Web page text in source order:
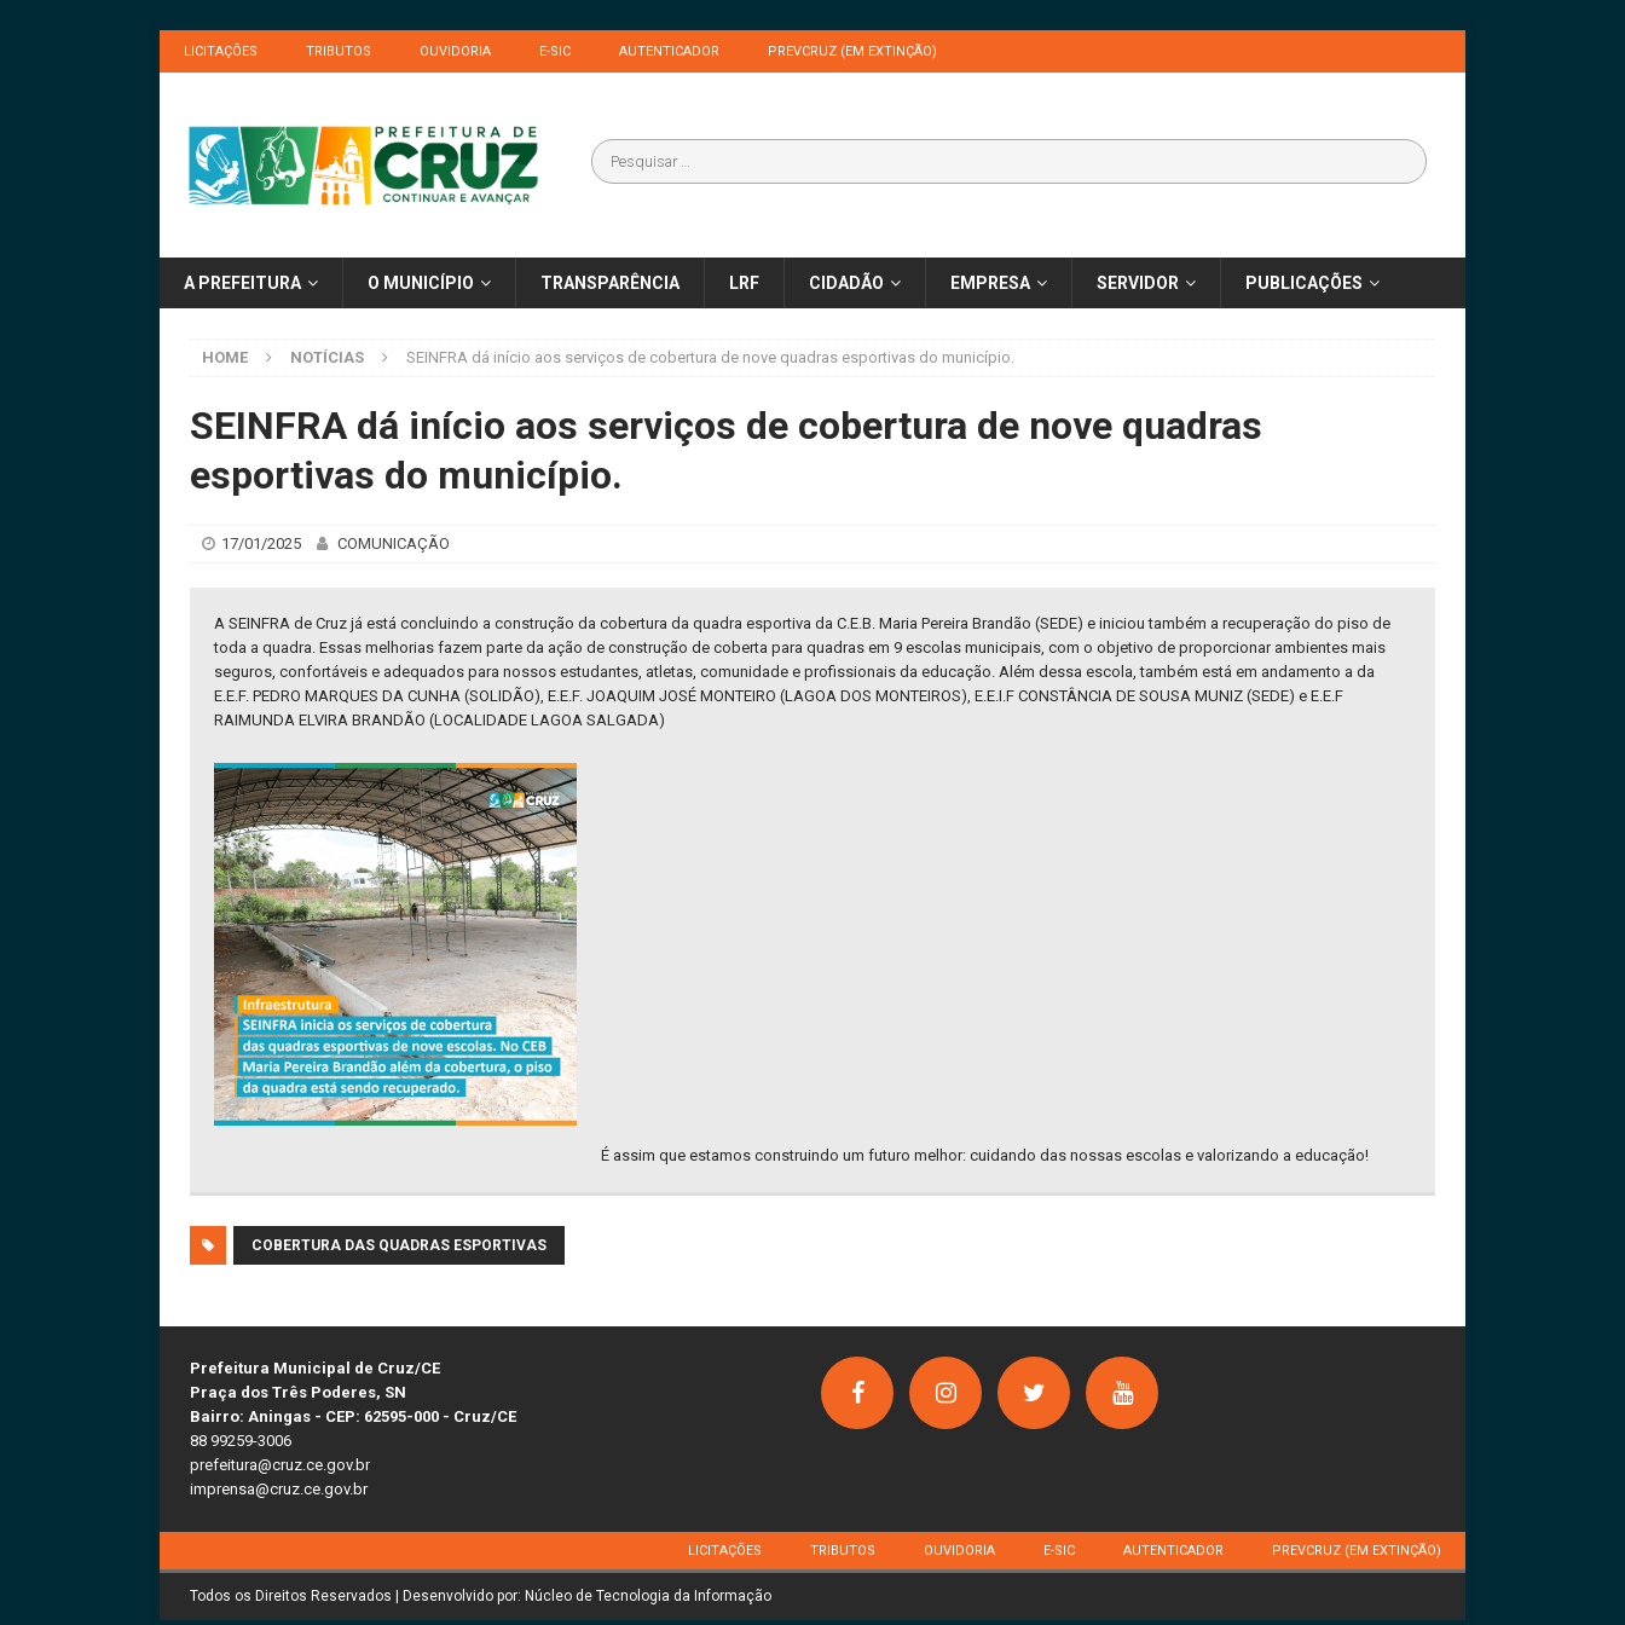
LICITAÇÕES TRIBUTOS OUVIDORIA E-SIC AUTENTICADOR PREVCRUZ (EM EXTINÇÃO)
A PREFEITURA O MUNICÍPIO TRANSPARÊNCIA LRF CIDADÃO EMPRESA SERVIDOR PUBLICAÇÕES
HOME NOTÍCIAS SEINFRA dá início aos serviços de cobertura de nove quadras esportivas do município.
SEINFRA dá início aos serviços de cobertura de nove quadras
esportivas do município.
17/01/2025 COMUNICAÇÃO
A SEINFRA de Cruz já está concluindo a construção da cobertura da quadra esportiva da C.E.B. Maria Pereira Brandão (SEDE) e iniciou também a recuperação do piso de
toda a quadra. Essas melhorias fazem parte da ação de construção de coberta para quadras em 9 escolas municipais, com o objetivo de proporcionar ambientes mais
seguros, confortáveis e adequados para nossos estudantes, atletas, comunidade e profissionais da educação. Além dessa escola, também está em andamento a da
E.E.F. PEDRO MARQUES DA CUNHA (SOLIDÃO), E.E.F. JOAQUIM JOSÉ MONTEIRO (LAGOA DOS MONTEIROS), E.E.I.F CONSTÂNCIA DE SOUSA MUNIZ (SEDE) e E.E.F
RAIMUNDA ELVIRA BRANDÃO (LOCALIDADE LAGOA SALGADA)
É assim que estamos construindo um futuro melhor: cuidando das nossas escolas e valorizando a educação!
COBERTURA DAS QUADRAS ESPORTIVAS
Prefeitura Municipal de Cruz/CE
Praça dos Três Poderes, SN
Bairro: Aningas - CEP: 62595-000 - Cruz/CE
88 99259-3006
prefeitura@cruz.ce.gov.br
imprensa@cruz.ce.gov.br
LICITAÇÕES TRIBUTOS OUVIDORIA E-SIC AUTENTICADOR PREVCRUZ (EM EXTINÇÃO)
Todos os Direitos Reservados | Desenvolvido por: Núcleo de Tecnologia da Informação